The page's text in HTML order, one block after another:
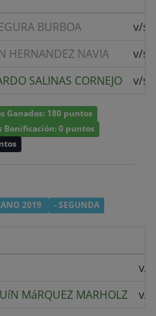
BURBOA
v/s
HERNANDEZ NAVIA
v/s
SALINAS CORNEJO v/s
Ganados: 180 puntos
Bonificación: 0 puntos
2019 - SEGUNDA
v/s
MáRQUEZ MARHOLZ v/s